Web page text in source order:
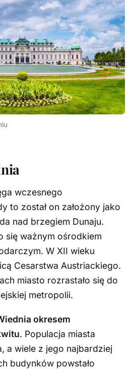
wczesnego
to został on założony jako
nad brzegiem Dunaju.
się ważnym ośrodkiem
W XII wieku
Cesarstwa Austriackiego.
miasto rozrastało się do
metropolii.
okresem
. Populacja miasta
a wiele z jego najbardziej
budynków powstało